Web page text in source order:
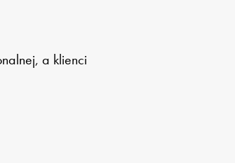
a klienci